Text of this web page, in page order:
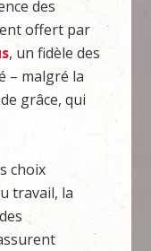
des
offert par
, un fidèle des
– malgré la
grâce, qui
choix
travail, la